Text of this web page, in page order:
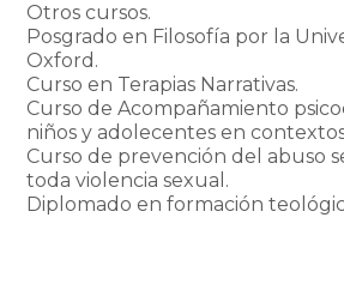
Otros cursos.
Posgrado en Filosofía por la
Oxford.
Curso en Terapias Narrativas.
Curso de Acompañamiento
niños y adolecentes en
Curso de prevención del abuso
toda violencia sexual.
Diplomado en formación